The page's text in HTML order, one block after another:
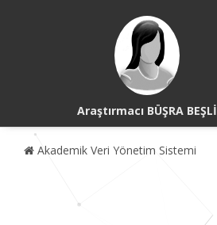
Araştırmacı BÜŞRA BEŞLİ
Akademik Veri Yönetim Sistemi